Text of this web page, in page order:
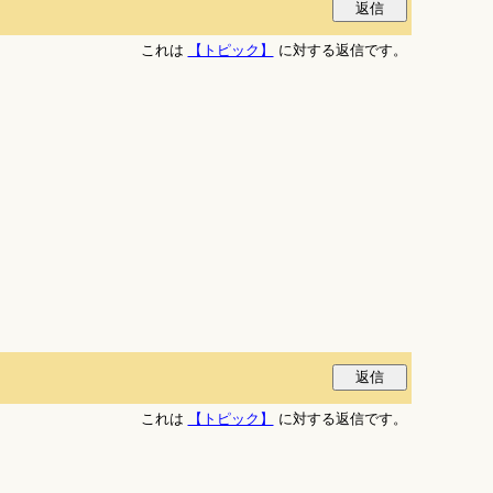
これは
【トピック】 に対する返信です。
これは
【トピック】 に対する返信です。